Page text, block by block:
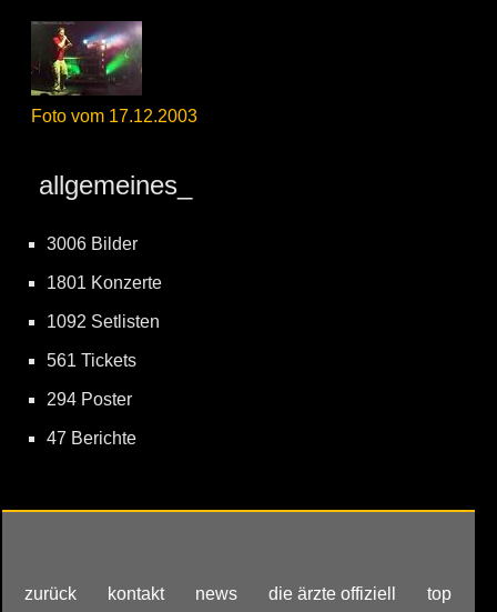
Foto vom 17.12.2003
allgemeines_
3006 Bilder
1801 Konzerte
1092 Setlisten
561 Tickets
294 Poster
47 Berichte
zurück kontakt news die ärzte offiziell top